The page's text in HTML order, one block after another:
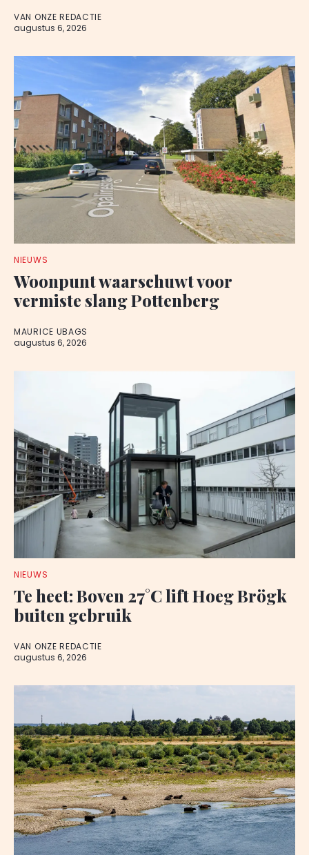
VAN ONZE REDACTIE
augustus 6, 2026
NIEUWS
Woonpunt waarschuwt voor
vermiste slang Pottenberg
MAURICE UBAGS
augustus 6, 2026
NIEUWS
Te heet: Boven 27°C lift Hoeg Brögk
buiten gebruik
VAN ONZE REDACTIE
augustus 6, 2026